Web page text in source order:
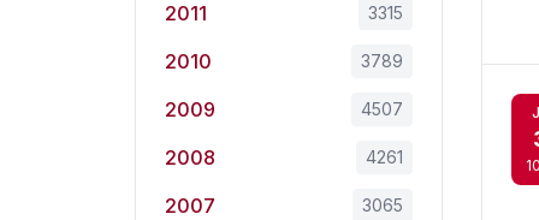
2011 3315
2010 3789
2009 4507
2008 4261
2007 3065